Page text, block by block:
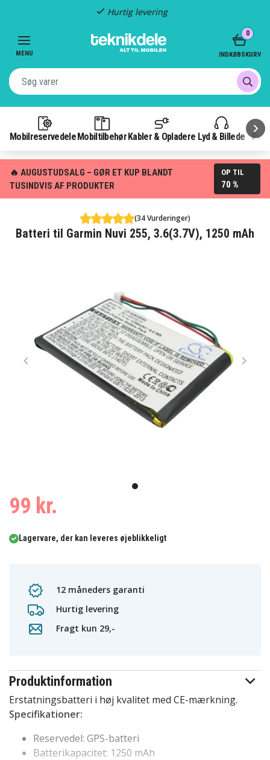
Hurtig levering
MENU
Mobilreservedele Mobiltilbehør Kabler & Opladere Lyd & Billede
0
INDKØBSKURV
🔥 AUGUSTUDSALG – GØR ET KUP BLANDT
TUSINDVIS AF PRODUKTER
OP TIL
70 %
(34 Vurderinger)
Batteri til Garmin Nuvi 255, 3.6(3.7V), 1250 mAh
item
of
1
99 kr.
Lagervare, der kan leveres øjeblikkeligt
12 måneders garanti
Hurtig levering
Fragt kun 29,-
Produktinformation
Erstatningsbatteri i høj kvalitet med CE-mærkning.
Specifikationer:
Reservedel: GPS-batteri
Batterikapacitet: 1250 mAh